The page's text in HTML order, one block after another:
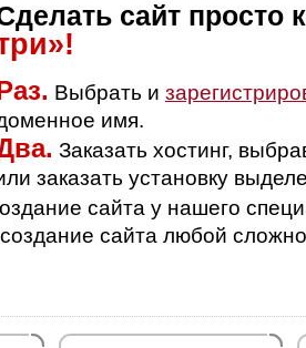
сайт просто
Выбрать и
имя.
Заказать хостинг,
заказать установку
сайта у нашего
сайта любой